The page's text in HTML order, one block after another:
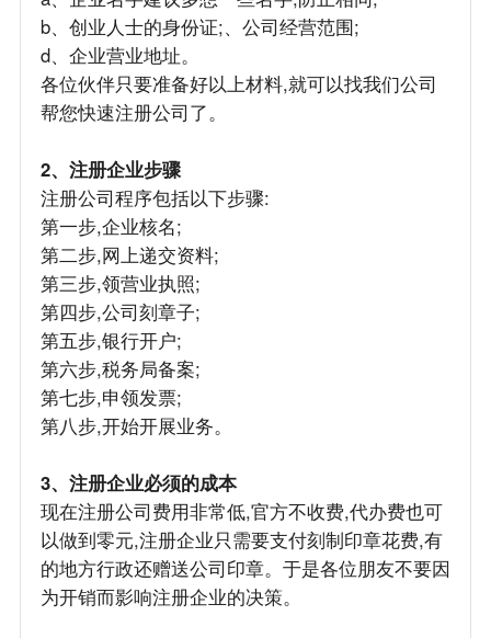
b、创业人士的身份证;、公司经营范围;
d、企业营业地址。
各位伙伴只要准备好以上材料,就可以找我们公司
帮您快速注册公司了。
2、注册企业步骤
注册公司程序包括以下步骤:
第一步,企业核名;
第二步,网上递交资料;
第三步,领营业执照;
第四步,公司刻章子;
第五步,银行开户;
第六步,税务局备案;
第七步,申领发票;
第八步,开始开展业务。
3、注册企业必须的成本
现在注册公司费用非常低,官方不收费,代办费也可
以做到零元,注册企业只需要支付刻制印章花费,有
的地方行政还赠送公司印章。于是各位朋友不要因
为开销而影响注册企业的决策。